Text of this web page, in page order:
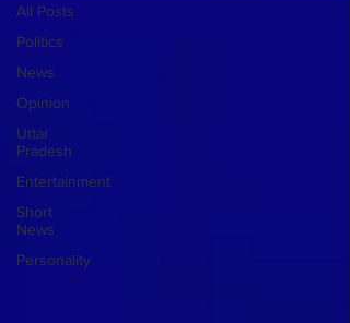
All Posts
Politics
News
Opinion
Uttar
Pradesh
Entertainment
Short
News
Personality